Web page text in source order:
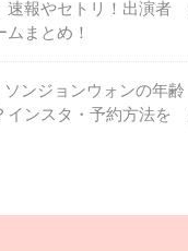
速報やセトリ！出演者
まとめ！
ンジョンウォンの年齢
インスタ・予約方法を